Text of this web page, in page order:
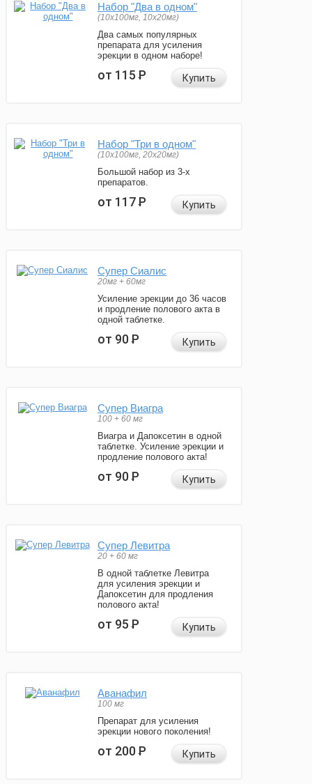
Набор "Два в одном"
(10x100мг, 10x20мг)
Два самых популярных
препарата для усиления
эрекции в одном наборе!
от 115Р Купить
Набор "Три в одном"
(10x100мг, 20x20мг)
Большой набор из 3-х
препаратов.
от 117Р Купить
Супер Сиалис
20мг + 60мг
Усиление эрекции до 36 часов
и продление полового акта в
одной таблетке.
от 90Р Купить
Супер Виагра
100 + 60 мг
Виагра и Дапоксетин в одной
таблетке. Усиление эрекции и
продление полового акта!
от 90Р Купить
Супер Левитра
20 + 60 мг
В одной таблетке Левитра
для усиления эрекции и
Дапоксетин для продления
полового акта!
от 95Р Купить
Аванафил
100 мг
Препарат для усиления
эрекции нового поколения!
от 200Р Купить